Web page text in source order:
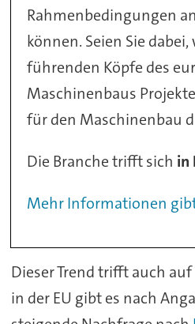
Rahmenbedingungen
können. Seien Sie
führenden Köpfe des
Maschinenbaus
für den Maschinenbau
Die Branche trifft sich in
Mehr Informationen
Dieser Trend trifft auch
in der EU gibt es nach